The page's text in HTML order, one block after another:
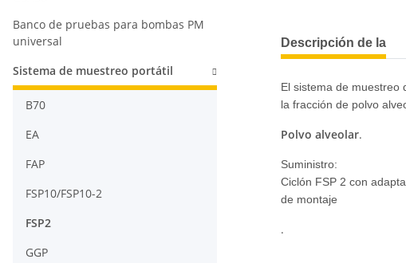
Descripción de la
El sistema de muestreo
la fracción de polvo
Polvo alveolar.
Suministro:
Ciclón FSP 2 con
de montaje
.
Banco de pruebas para bombas PM
universal
Sistema de muestreo portátil
B70
EA
FAP
FSP10/FSP10-2
FSP2
GGP